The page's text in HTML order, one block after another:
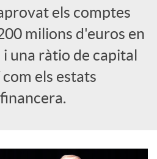
els comptes
milions d'euros en
una ràtio de capital
els estats